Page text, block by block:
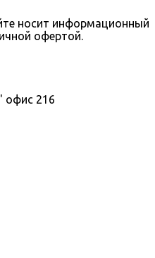
носит информационный
офертой.
офис 216